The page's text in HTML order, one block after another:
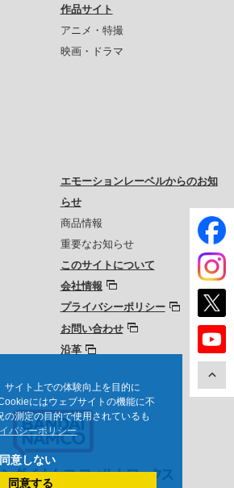
サイト上での体験向上を目的に
にはウェブサイトの機能に不
の測定の目的で使用されているも
バシーポリシー
同意しない
同意する
作品サイト
アニメ・特撮
映画・ドラマ
エモーションレーベルからのお知
らせ
商品情報
重要なお知らせ
このサイトについて
会社情報
プライバシーポリシー
お問い合わせ
沿革